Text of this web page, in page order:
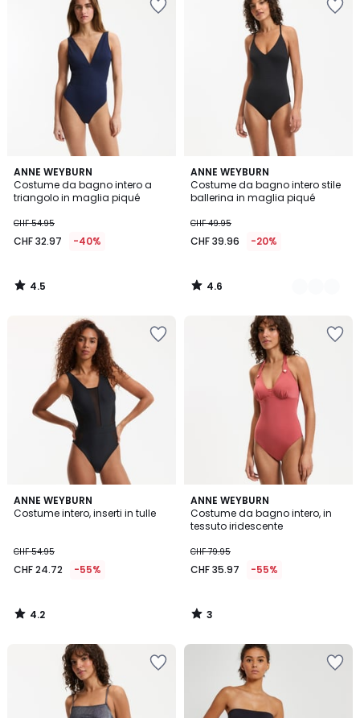
ANNE WEYBURN
Costume da bagno intero a
triangolo in maglia piqué
CHF 54.95
CHF 32.97 -40%
4.5
/ 5
4.5
/
ANNE WEYBURN
Costume da bagno intero stile
ballerina in maglia piqué
CHF 49.95
CHF 39.96 -20%
4.6
/ 5
2
Colori
4.6
/
ANNE WEYBURN
Costume intero, inserti in tulle
CHF 54.95
CHF 24.72 -55%
4.2
/ 5
4.2
/
ANNE WEYBURN
Costume da bagno intero, in
tessuto iridescente
CHF 79.95
CHF 35.97 -55%
3
/
5
3
/